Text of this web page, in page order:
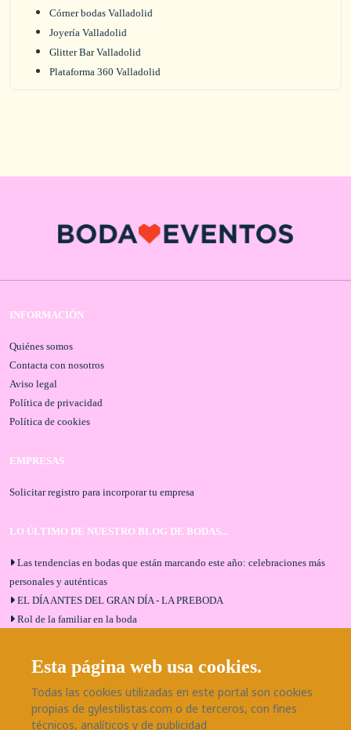
Córner bodas Valladolid
Joyería Valladolid
Glitter Bar Valladolid
Plataforma 360 Valladolid
INFORMACIÓN
Quiénes somos
Contacta con nosotros
Aviso legal
Política de privacidad
Política de cookies
EMPRESAS
Solicitar registro para incorporar tu empresa
LO ÚLTIMO DE NUESTRO BLOG DE BODAS...
Las tendencias en bodas que están marcando este año: celebraciones más
personales y auténticas
EL DÍA ANTES DEL GRAN DÍA - LA PREBODA
Rol de la familiar en la boda
Bodas en Alhaurín de la Torre: entrevista exclusiva con Bodaeventos
Málaga
¿Cómo será tu boda?
Blog de bodas
Esta página web usa cookies.
Todas las cookies utilizadas en este portal son cookies
propias de gylestilistas.com o de terceros, con fines
técnicos, analíticos y de publicidad